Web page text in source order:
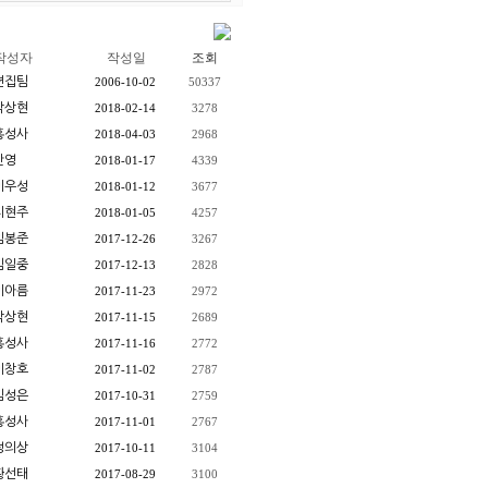
성자 작성일 조회
집팀 2006-10-02 50337
상현 2018-02-14 3278
성사 2018-04-03 2968
영 2018-01-17 4339
우성 2018-01-12 3677
현주 2018-01-05 4257
봉준 2017-12-26 3267
일중 2017-12-13 2828
아름 2017-11-23 2972
상현 2017-11-15 2689
성사 2017-11-16 2772
창호 2017-11-02 2787
성은 2017-10-31 2759
성사 2017-11-01 2767
의상 2017-10-11 3104
선태 2017-08-29 3100